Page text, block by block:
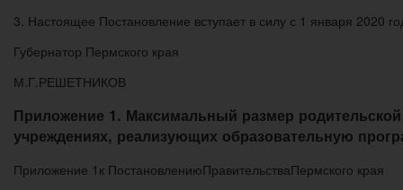
3. Настоящее Постановление вступает в силу с 1 января 2020
Губернатор Пермского края
М.Г.РЕШЕТНИКОВ
Приложение 1. Максимальный размер
учреждениях, реализующих образовательную
Приложение 1к ПостановлениюПравительстваПермского края